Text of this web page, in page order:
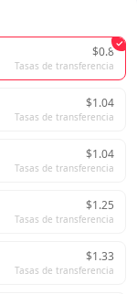
$0.8
Tasas de transferencia
$1.04
Tasas de transferencia
$1.04
Tasas de transferencia
$1.25
Tasas de transferencia
$1.33
Tasas de transferencia